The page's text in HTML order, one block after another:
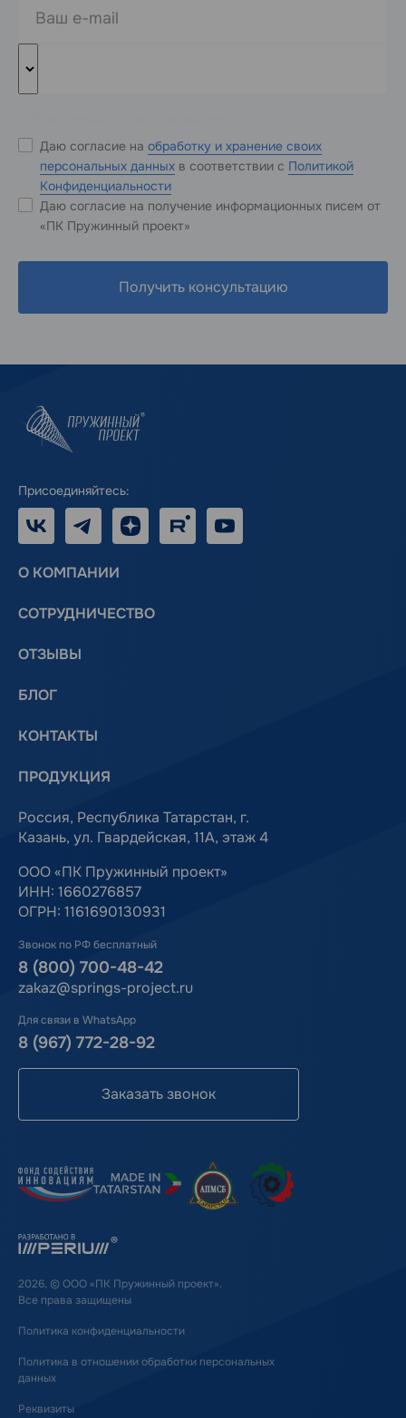
Даю согласие на обработку и хранение своих
персональных данных в соответствии с Политикой
Конфиденциальности
Даю согласие на получение информационных писем от
«ПК Пружинный проект»
Получить консультацию
Присоединяйтесь:
VK TelegramДзен RUTUBE
О КОМПАНИИ
СОТРУДНИЧЕСТВО
ОТЗЫВЫ
БЛОГ
КОНТАКТЫ
ПРОДУКЦИЯ
Россия, Республика Татарстан, г.
Казань, ул. Гвардейская, 11А, этаж 4
ООО «ПК Пружинный проект»
ИНН: 1660276857
ОГРН: 1161690130931
Звонок по РФ бесплатный
8 (800) 700-48-42
zakaz@springs-project.ru
Для связи в WhatsApp
8 (967) 772-28-92
Заказать звонок
2026, © ООО «ПК Пружинный проект».
Все права защищены
Политика конфиденциальности
Политика в отношении обработки персональных
данных
Реквизиты